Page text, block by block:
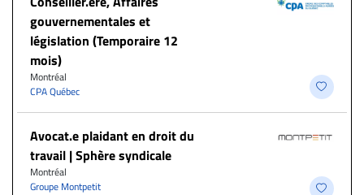
gouvernementales et
législation (Temporaire 12
mois)
Montréal
CPA Québec
Avocat.e plaidant en droit du
travail | Sphère syndicale
Montréal
Groupe Montpetit